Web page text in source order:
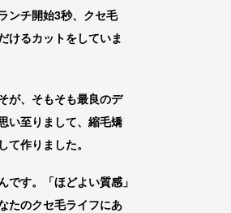
ンチ開始3秒、クセ毛
けるカットをしていま
が、そもそも最良のデ
い至りまして、縮毛矯
て作りました。
です。「ほどよい質感」
たのクセ毛ライフにあ